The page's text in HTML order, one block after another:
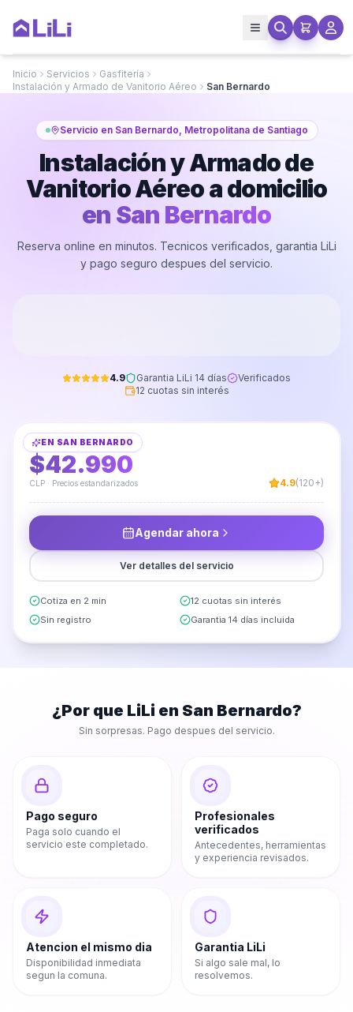
Inicio Servicios
Gasfitería
Instalación y Armado de Vanitorio Aéreo
San Bernardo
Servicio en San Bernardo, Metropolitana de Santiago
Instalación y Armado de
Vanitorio Aéreo a domicilio
en San Bernardo
Reserva online en minutos. Tecnicos verificados, garantia LiLi
y pago seguro despues del servicio.
4.9 Garantia LiLi 14 días
Verificados
12 cuotas sin interés
EN SAN BERNARDO
DESDE
$42.990
CLP · Precios estandarizados 4.9(120+)
Agendar ahora
Ver detalles del servicio
Cotiza en 2 min
12 cuotas sin interés
Sin registro
Garantia 14 días incluida
¿Por que LiLi en San Bernardo?
Sin sorpresas. Pago despues del servicio.
Pago seguro
Paga solo cuando el
servicio este completado.
Profesionales
verificados
Antecedentes, herramientas
y experiencia revisados.
Atencion el mismo dia
Disponibilidad inmediata
segun la comuna.
Garantia LiLi
Si algo sale mal, lo
resolvemos.